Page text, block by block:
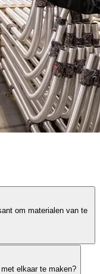
om materialen van te
elkaar te maken?